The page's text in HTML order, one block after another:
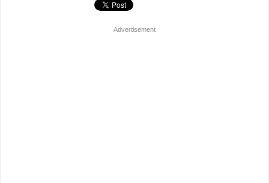
Advertisement